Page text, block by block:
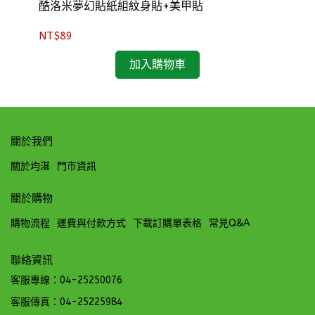
酷洛米夢幻貼紙組紋身貼+美甲貼
NT$89
加入購物車
關於我們
關於均湛 門市資訊
關於購物
購物流程 運費與付款方式 下載訂購單表格 常見Q&A
聯絡資訊
客服專線：04-25250076
客服傳真：04-25225984